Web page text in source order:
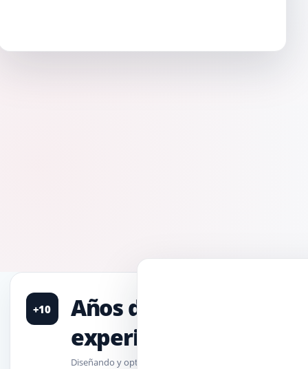
+10
Años de
experiencia
Diseñando y optimizando proyectos digitales para